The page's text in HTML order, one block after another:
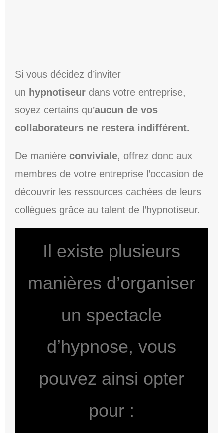
Si vous décidez d’inviter
un hypnotiseur dans votre entreprise,
soyez certains qu’aucun de vos
collaborateurs ne restera indifférent.
De manière conviviale, offrez donc aux
membres de votre entreprise l’occasion de
découvrir les ressources cachées de leurs
collègues grâce au talent de l’hypnotiseur.
Il existe plusieurs
manières d’organiser
un spectacle
d’hypnose, vous
pouvez ainsi opter
pour :